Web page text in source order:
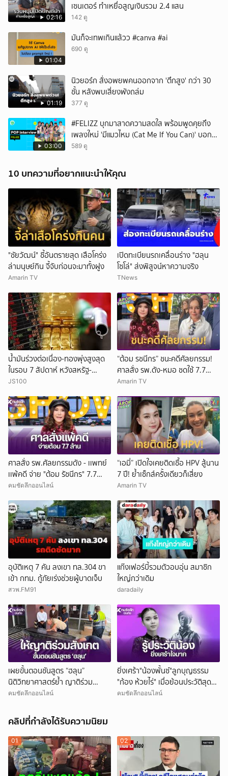
02:16
เซนเตอร์ ทำเหยื่อสูญเงินรวม 2.4 แสน
142 ดู
01:04
มันก็จะเทพเกินแล้วว #canva #ai
690 ดู
01:19
นิวยอร์ก สั่งอพยพคนออกจาก 'ตึกสูง' กว่า 30
ชั้น หลังพบเสี่ยงพังถล่ม
377 ดู
03:00
#FELIZZ บุกมาสาดความสดใส พร้อมพูดคุยถึง
เพลงใหม่ 'มีแมวไหม (Cat Me If You Can)' บอก
เลยว่าเริ่ดไม่ไหว 🌟
589 ดู
10 บทความที่อยากแนะนำให้คุณ
"ชัยวัฒน์" ชี้อันตรายสุด เสือโคร่ง
ล่ามนุษย์กิน จี้จับก่อนจะมาทั้งฝูง
Amarin TV
เปิดทะเบียนรถเคลื่อนร่าง "ฮลุน
โซโล่" ส่งพิสูจน์หาความจริง
TNews
น้ำมันร่วงต่อเนื่อง-ทองพุ่งสูงสุด
ในรอบ 7 สัปดาห์ หวังสหรัฐ-
อิหร่านยุติสงคราม
JS100
“ต้อม รชนีกร” ชนะคดีศัลยกรรม!
ศาลสั่ง รพ.ดัง-หมอ ชดใช้ 7.7
ล้าน
Amarin TV
ศาลสั่ง รพ.ศัลยกรรมดัง - เเพทย์
เเพ้คดี จ่าย "ต้อม รัชนีกร" 7.7
ล้าน
คมชัดลึกออนไลน์
“เอมี่” เปิดใจเคยติดเชื้อ HPV สู้นาน
7 ปี! ย้ำเซ็กส์ครั้งเดียวก็เสี่ยง
Amarin TV
อุบัติเหตุ 7 คัน ลงเขา ทล.304 ขา
เข้า กทม. กู้ภัยเร่งช่วยผู้บาดเจ็บ
สวพ.FM91
แก๊งเฟอร์บี้รวมตัวอบอุ่น สมาชิก
ใหญ่กว่าเดิม
daradaily
เผยขั้นตอนชันสูตร “ฮลุน”
นิติวิทยาศาสตร์ย้ำ ญาติร่วม
สังเกตการณ์ได้จนเสร็จสิ้น
คมชัดลึกออนไลน์
ยิ่งเศร้า"น้องพั้นซ์"ลูกบุญธรรม
"ก้อง ห้วยไร่" เมื่อย้อนประวัติสุดน่า
สงสาร
คมชัดลึกออนไลน์
คลิปที่กำลังได้รับความนิยม
01 02